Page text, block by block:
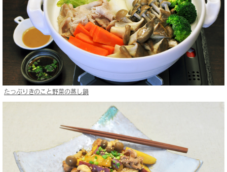
たっぷりきのこと野菜の蒸し鍋